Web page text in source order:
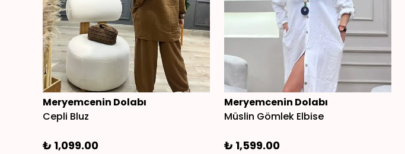
Meryemcenin Dolabı
Cepli Bluz
₺ 1,099.00
Meryemcenin Dolabı
Müslin Gömlek Elbise
₺ 1,599.00